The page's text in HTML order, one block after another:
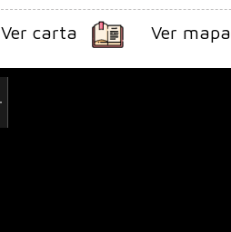
Ver carta Ver mapa